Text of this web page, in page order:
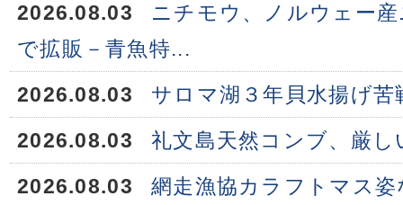
2026.08.03
ニチモウ、ノルウェー
で拡販－青魚特...
2026.08.03
サロマ湖３年貝水揚げ苦
2026.08.03
礼文島天然コンブ、厳し
2026.08.03
網走漁協カラフトマス